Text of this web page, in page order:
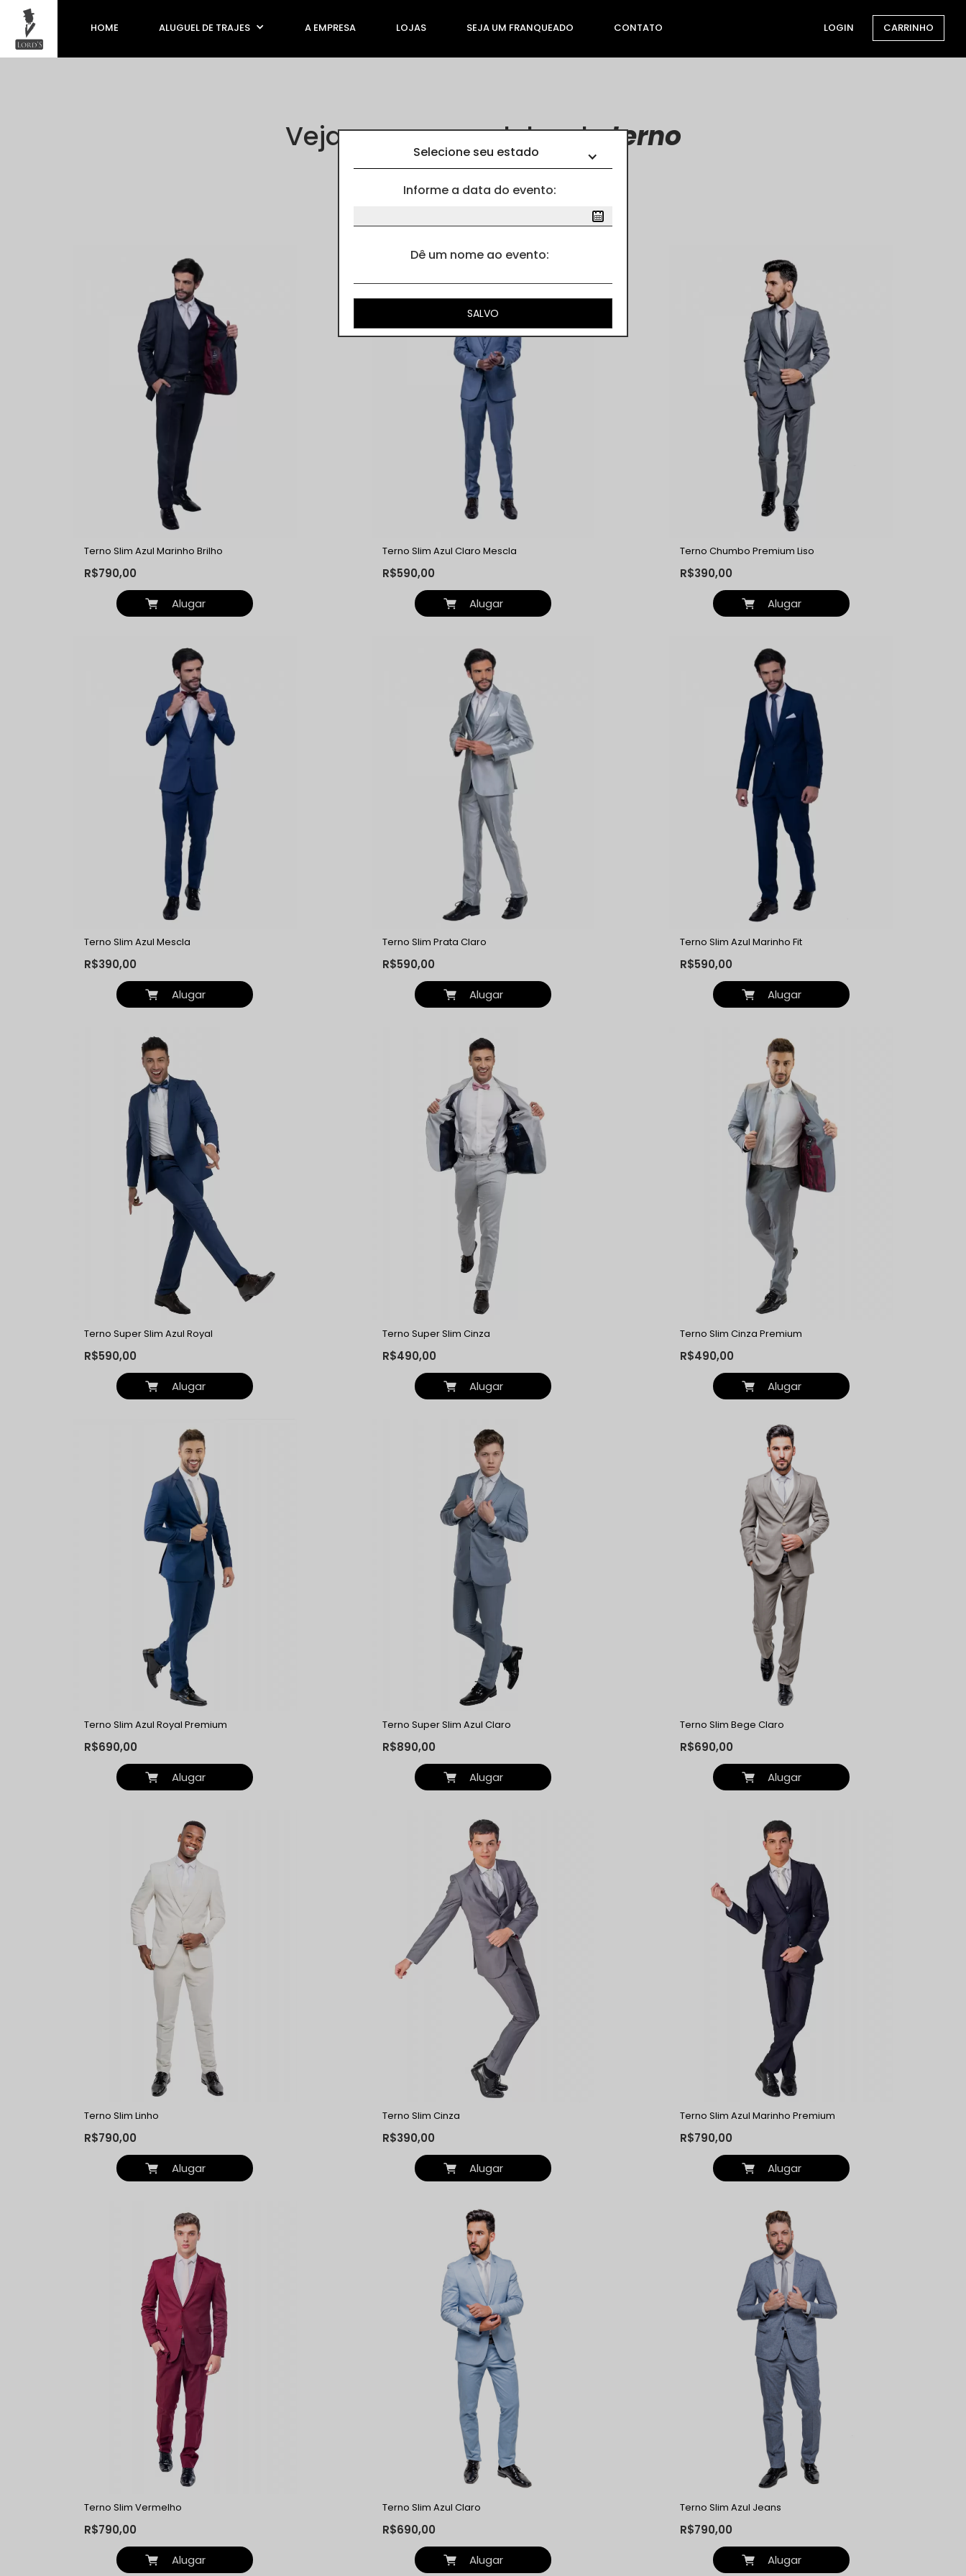
HOME ALUGUEL DE TRAJES A EMPRESA LOJAS SEJA UM FRANQUEADO CONTATO LOGIN CARRINHO
Selecione seu estado
Informe a data do evento:
Dê um nome ao evento:
Veja nossos modelos deterno
Cores
Terno Slim Azul Marinho Brilho
R$790,00
Alugar
Terno Slim Azul Claro Mescla
R$590,00
Alugar
Terno Chumbo Premium Liso
R$390,00
Alugar
Terno Slim Azul Mescla
R$390,00
Alugar
Terno Slim Prata Claro
R$590,00
Alugar
Terno Slim Azul Marinho Fit
R$590,00
Alugar
Terno Super Slim Azul Royal
R$590,00
Alugar
Terno Super Slim Cinza
R$490,00
Alugar
Terno Slim Cinza Premium
R$490,00
Alugar
Terno Slim Azul Royal Premium
R$690,00
Alugar
Terno Super Slim Azul Claro
R$890,00
Alugar
Terno Slim Bege Claro
R$690,00
Alugar
Terno Slim Linho
R$790,00
Alugar
Terno Slim Cinza
R$390,00
Alugar
Terno Slim Azul Marinho Premium
R$790,00
Alugar
Terno Slim Vermelho
R$790,00
Alugar
Terno Slim Azul Claro
R$690,00
Alugar
Terno Slim Azul Jeans
R$790,00
Alugar